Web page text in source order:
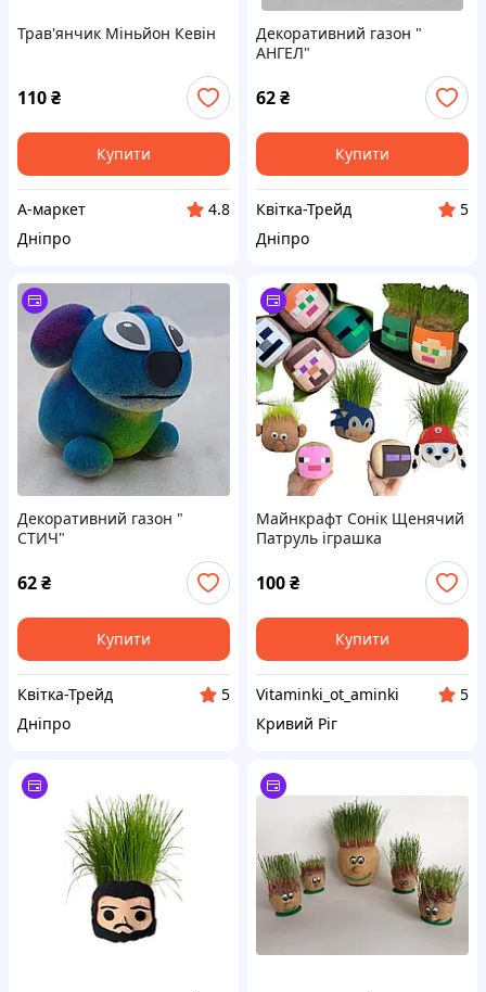
Трав'янчик Міньйон Кевін
110₴
Купити
А-маркет
4.8
Дніпро
Декоративний газон "
АНГЕЛ"
62₴
Купити
Квітка-Трейд
5
Дніпро
Декоративний газон "
СТИЧ"
62₴
Купити
Квітка-Трейд
5
Дніпро
Майнкрафт Сонік Щенячий
Патруль іграшка
подарунок
100₴
Купити
Vitaminki_ot_aminki
5
Кривий Ріг